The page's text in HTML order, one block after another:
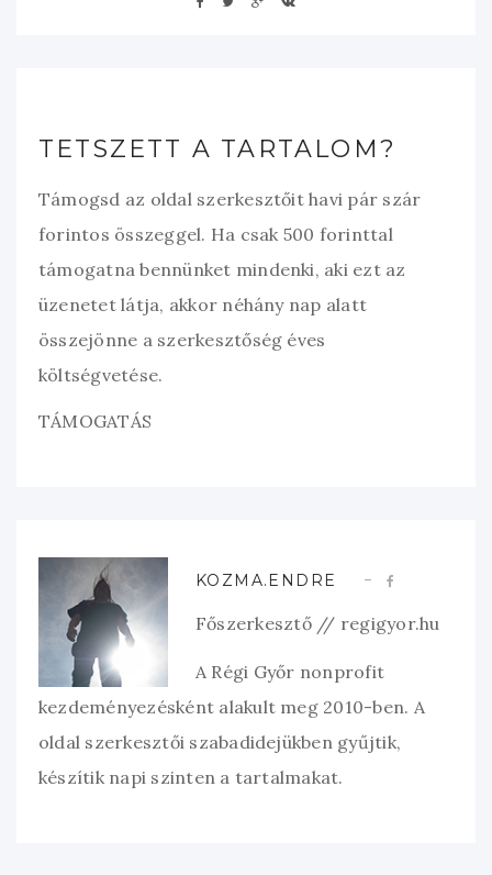
TETSZETT A TARTALOM?
Támogsd az oldal szerkesztőit havi pár szár
forintos összeggel. Ha csak 500 forinttal
támogatna bennünket mindenki, aki ezt az
üzenetet látja, akkor néhány nap alatt
összejönne a szerkesztőség éves
költségvetése.
TÁMOGATÁS
KOZMA.ENDRE
Főszerkesztő // regigyor.hu
A Régi Győr nonprofit
kezdeményezésként alakult meg 2010-ben. A
oldal szerkesztői szabadidejükben gyűjtik,
készítik napi szinten a tartalmakat.